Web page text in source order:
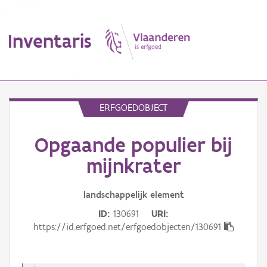
Inventaris
Erfgoedobject
ERFGOEDOBJECT
Opgaande populier bij
mijnkrater
landschappelijk element
ID 130691
URI
https://id.erfgoed.net/erfgoedobjecten/130691